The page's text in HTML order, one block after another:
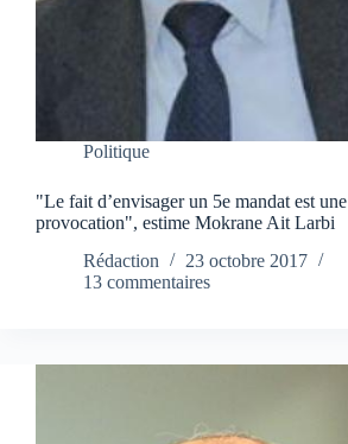
Politique
"Le fait d’envisager un 5e mandat est une
provocation", estime Mokrane Ait Larbi
Rédaction
23 octobre 2017
13 commentaires